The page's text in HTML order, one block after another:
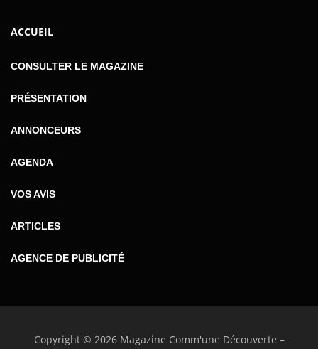
ACCUEIL
CONSULTER LE MAGAZINE
PRÉSENTATION
ANNONCEURS
AGENDA
VOS AVIS
ARTICLES
AGENCE DE PUBLICITÉ
Copyright © 2026 Magazine Comm'une Découverte –